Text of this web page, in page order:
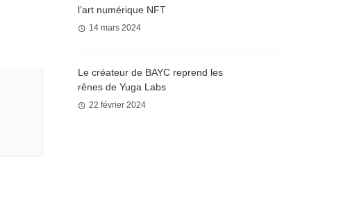
l’art numérique NFT
14 mars 2024
Le créateur de BAYC reprend les
rênes de Yuga Labs
22 février 2024